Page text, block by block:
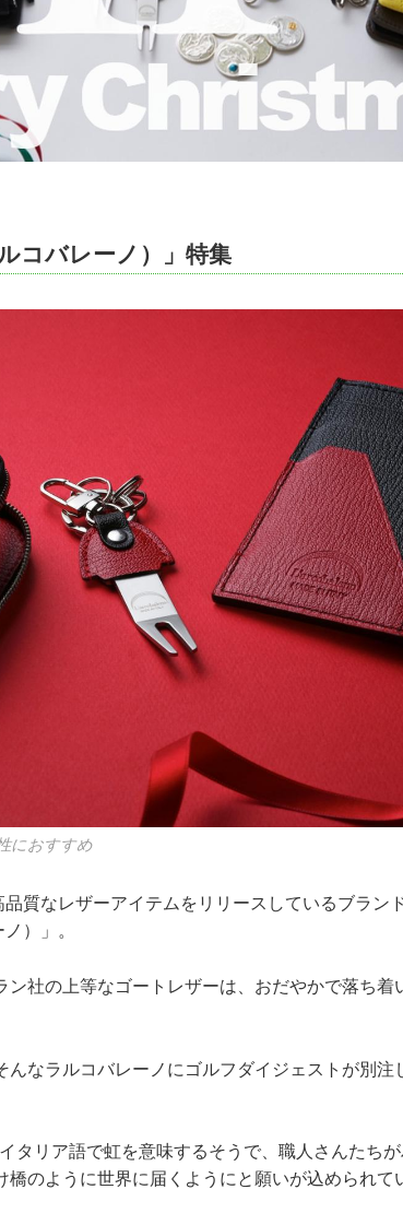
コバレーノ）」特集
におすすめ
品質なレザーアイテムをリリースしているブラン
）」。
ン社の上等なゴートレザーは、おだやかで落ち着
んなラルコバレーノにゴルフダイジェストが別注
イタリア語で虹を意味するそうで、職人さんたち
橋のように世界に届くようにと願いが込められて